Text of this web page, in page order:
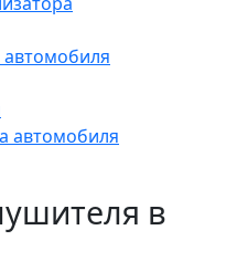
автомобиля
автомобиля
в